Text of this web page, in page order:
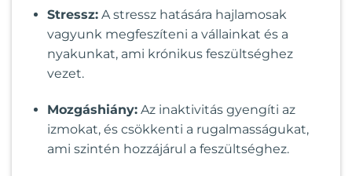
Stressz:A stressz hatására hajlamosak
vagyunk megfeszíteni a vállainkat és a
nyakunkat, ami krónikus feszültséghez
vezet.
Mozgáshiány:Az inaktivitás gyengíti az
izmokat, és csökkenti a rugalmasságukat,
ami szintén hozzájárul a feszültséghez.